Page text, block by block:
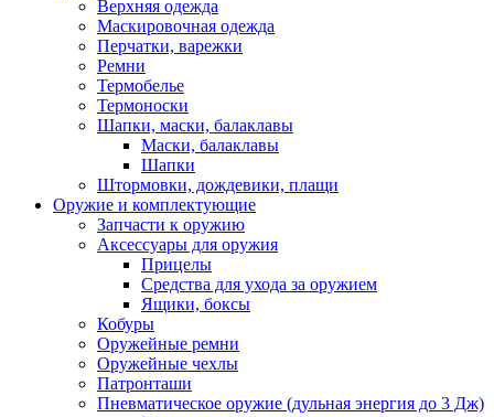
Верхняя одежда
Маскировочная одежда
Перчатки, варежки
Ремни
Термобелье
Термоноски
Шапки, маски, балаклавы
Маски, балаклавы
Шапки
Штормовки, дождевики, плащи
Оружие и комплектующие
Запчасти к оружию
Аксессуары для оружия
Прицелы
Средства для ухода за оружием
Ящики, боксы
Кобуры
Оружейные ремни
Оружейные чехлы
Патронташи
Пневматическое оружие (дульная энергия до 3 Дж)